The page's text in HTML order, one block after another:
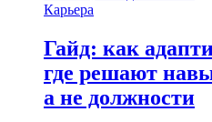
Карьера
Гайд: как
где решают
а не должности